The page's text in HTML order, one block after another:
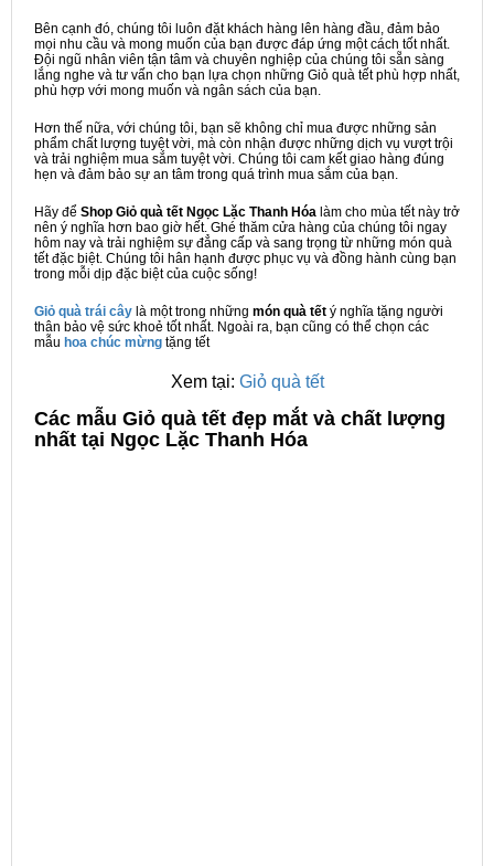
Bên cạnh đó, chúng tôi luôn đặt khách hàng lên hàng đầu, đảm bảo
mọi nhu cầu và mong muốn của bạn được đáp ứng một cách tốt nhất.
Đội ngũ nhân viên tận tâm và chuyên nghiệp của chúng tôi sẵn sàng
lắng nghe và tư vấn cho bạn lựa chọn những Giỏ quà tết phù hợp nhất,
phù hợp với mong muốn và ngân sách của bạn.
Hơn thế nữa, với chúng tôi, bạn sẽ không chỉ mua được những sản
phẩm chất lượng tuyệt vời, mà còn nhận được những dịch vụ vượt trội
và trải nghiệm mua sắm tuyệt vời. Chúng tôi cam kết giao hàng đúng
hẹn và đảm bảo sự an tâm trong quá trình mua sắm của bạn.
Hãy để Shop Giỏ quà tết Ngọc Lặc Thanh Hóa làm cho mùa tết này trở
nên ý nghĩa hơn bao giờ hết. Ghé thăm cửa hàng của chúng tôi ngay
hôm nay và trải nghiệm sự đẳng cấp và sang trọng từ những món quà
tết đặc biệt. Chúng tôi hân hạnh được phục vụ và đồng hành cùng bạn
trong mỗi dịp đặc biệt của cuộc sống!
Giỏ quà trái cây là một trong những món quà tết ý nghĩa tặng người
thân bảo vệ sức khoẻ tốt nhất. Ngoài ra, bạn cũng có thể chọn các
mẫu hoa chúc mừng tặng tết
Xem tại: Giỏ quà tết
Các mẫu Giỏ quà tết đẹp mắt và chất lượng
nhất tại Ngọc Lặc Thanh Hóa